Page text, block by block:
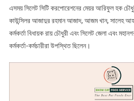
এসময় সিলেট সিটি করপোরেশনের মেয়র আরিফুল হক
কাউন্সিলর আজাদুর রহমান আজাদ, আজম খান, সালেহ
কর্মকর্তা বিধায়ক রায় চৌধুরী এবং সিলেট জেলা এবং
কর্মকর্তা-কর্মচারীরা উপস্থিত ছিলেন।